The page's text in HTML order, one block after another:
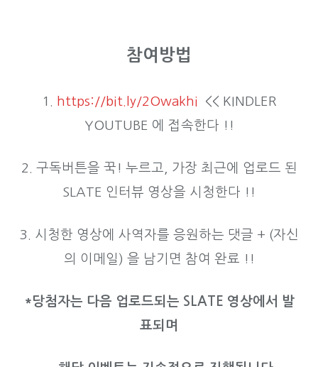
참여방법
1. https://bit.ly/2Owakhi << KINDLER
YOUTUBE 에 접속한다 !!
2. 구독버튼을 꾹! 누르고, 가장 최근에 업로드 된
SLATE 인터뷰 영상을 시청한다 !!
3. 시청한 영상에 사역자를 응원하는 댓글 + (자신
의 이메일) 을 남기면 참여 완료 !!
*당첨자는 다음 업로드되는 SLATE 영상에서 발
표되며